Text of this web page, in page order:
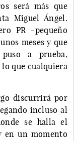
será más que
Miguel Ángel.
PR -pequeño
meses y que
a prueba,
que cualquiera
discurrirá por
incluso al
se halla el
en un momento